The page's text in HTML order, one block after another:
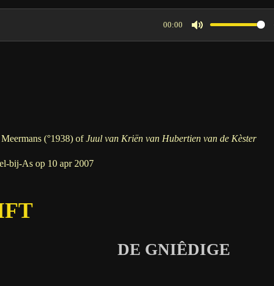
00:00
M
(°1938) ofJuul van Kriën van Hubertien van de Kèster
bij-As op 10 apr 2007
DE GNIÊDIGE